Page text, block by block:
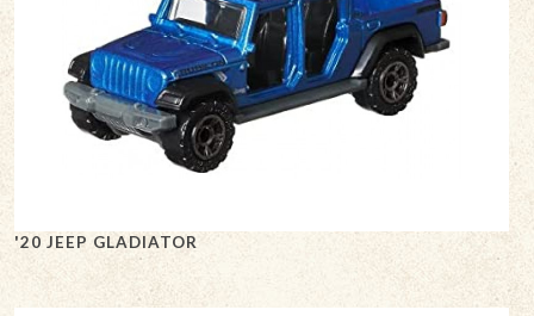
'20 JEEP GLADIATOR